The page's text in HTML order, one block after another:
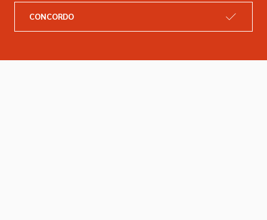
Catálogo
CONCORDO